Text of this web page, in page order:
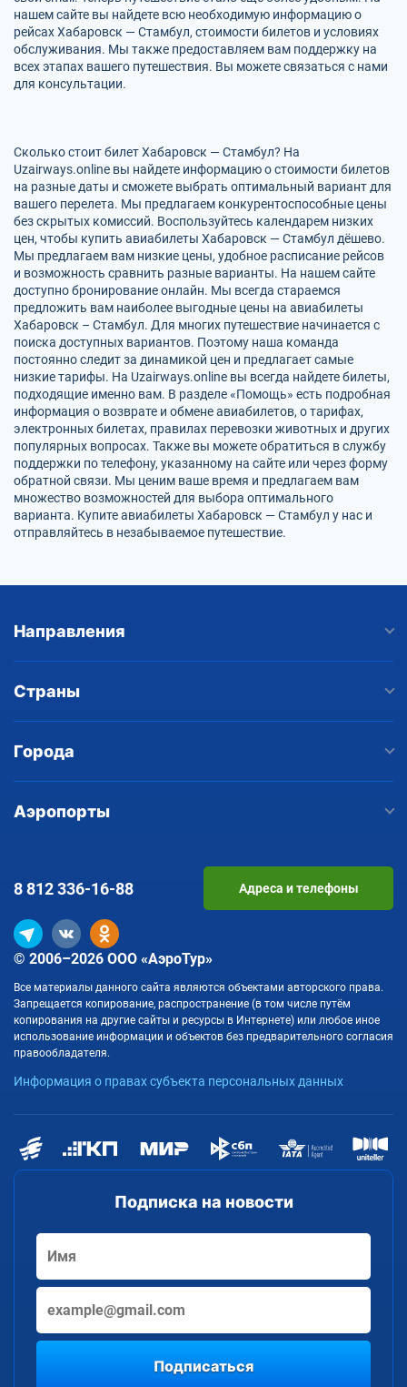
нашем сайте вы найдете всю необходимую информацию о
рейсах Хабаровск — Стамбул, стоимости билетов и условиях
обслуживания. Мы также предоставляем вам поддержку на
всех этапах вашего путешествия. Вы можете связаться с нами
для консультации.
Сколько стоит билет Хабаровск — Стамбул? На
Uzairways.online вы найдете информацию о стоимости билетов
на разные даты и сможете выбрать оптимальный вариант для
вашего перелета. Мы предлагаем конкурентоспособные цены
без скрытых комиссий. Воспользуйтесь календарем низких
цен, чтобы купить авиабилеты Хабаровск — Стамбул дёшево.
Мы предлагаем вам низкие цены, удобное расписание рейсов
и возможность сравнить разные варианты. На нашем сайте
доступно бронирование онлайн. Мы всегда стараемся
предложить вам наиболее выгодные цены на авиабилеты
Хабаровск – Стамбул. Для многих путешествие начинается с
поиска доступных вариантов. Поэтому наша команда
постоянно следит за динамикой цен и предлагает самые
низкие тарифы. На Uzairways.online вы всегда найдете билеты,
подходящие именно вам. В разделе «Помощь» есть подробная
информация о возврате и обмене авиабилетов, о тарифах,
электронных билетах, правилах перевозки животных и других
популярных вопросах. Также вы можете обратиться в службу
поддержки по телефону, указанному на сайте или через форму
обратной связи. Мы ценим ваше время и предлагаем вам
множество возможностей для выбора оптимального
варианта. Купите авиабилеты Хабаровск — Стамбул у нас и
отправляйтесь в незабываемое путешествие.
Направления
Страны
Города
Аэропорты
Подписка на новости
Подписаться
© 2006–2026 ООО «АэроТур»
Все материалы данного сайта являются объектами авторского права.
Запрещается копирование, распространение (в том числе путём
копирования на другие сайты и ресурсы в Интернете) или любое иное
использование информации и объектов без предварительного согласия
правообладателя.
Информация о правах субъекта персональных данных
8 812336-16-88 Адреса и телефоны